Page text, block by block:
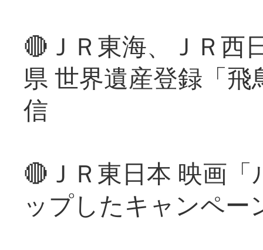
🔴ＪＲ東海、ＪＲ西
県 世界遺産登録「
信
🔴ＪＲ東日本 映画
ップしたキャンペー